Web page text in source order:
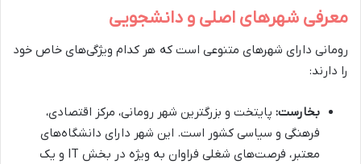
معرفی شهرهای اصلی و دانشجویی
رومانی دارای شهرهای متنوعی است که هر کدام ویژگی‌های خاص خود
را دارند:
بخارست: پایتخت و بزرگترین شهر رومانی، مرکز اقتصادی،
فرهنگی و سیاسی کشور است. این شهر دارای دانشگاه‌های
معتبر، فرصت‌های شغلی فراوان به ویژه در بخش IT و یک